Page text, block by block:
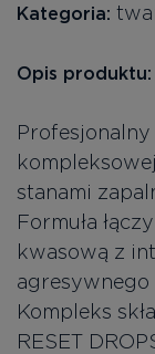
Kategoria:
Opis produktu:
stanami
Formuła
kwasową z
agresywnego
Kompleks
RESET